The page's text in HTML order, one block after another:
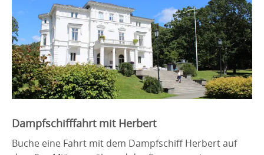
Dampfschifffahrt mit Herbert
Buche eine Fahrt mit dem Dampfschiff Herbert auf